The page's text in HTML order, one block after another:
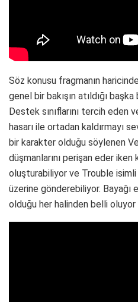
Söz konusu fragmanın
genel bir bakışın atıldığı
Destek sınıflarını tercih eden
hasarı ile ortadan kaldırmayı
bir karakter olduğu söylenen
düşmanlarını perişan eder
oluşturabiliyor ve Trouble isimli
üzerine gönderebiliyor. Bayağı
olduğu her halinden belli oluyor